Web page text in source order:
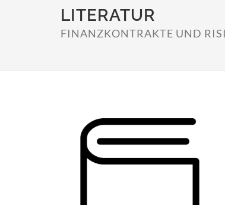
LITERATUR
FINANZKONTRAKTE UND